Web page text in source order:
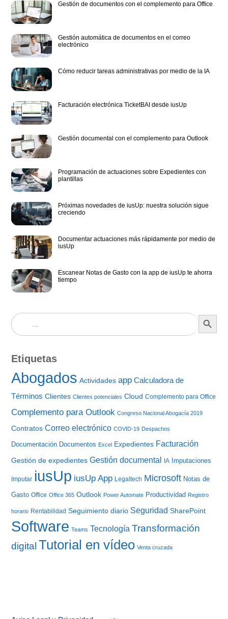
Gestión de documentos con el complemento para Office
Gestión automática de documentos en el correo
electrónico
Cómo reducir tareas administrativas por medio de la IA
Facturación electrónica TicketBAI desde iusUp
Gestión documental con el complemento para Outlook
Programación de actuaciones sobre Expedientes con
plantillas
Próximas novedades de iusUp: nuestra solución sigue
creciendo
Documentar actuaciones más rápidamente por medio de
iusUp
Escanear Notas de Gasto con la app de iusUp te ahorra
tiempo
Buscar: BOTÓN DE
Etiquetas
Abogados Actividades app Calculadora de
Términos Clientes Clientes potenciales Cloud Complemento para Office
Complemento para Outlook Congreso Nacional Abogacía 2019
Contratos Correo electrónico COVID-19 Despachos
Documentación Documentos Excel Expedientes Facturación
Gestión de expedientes Gestión documental IA Imputaciones
Imputar iusUp iusUp App Legaltech Microsoft Notas de
Gasto Office Office 365 Outlook Power Automate Productividad Registro
horario Rentabilidad Seguimiento diario Seguridad SharePoint
Software Teams Tecnología Transformación
digital Tutorial en vídeo Venta cruzada